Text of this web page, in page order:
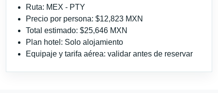
Ruta: MEX - PTY
Precio por persona: $12,823 MXN
Total estimado: $25,646 MXN
Plan hotel: Solo alojamiento
Equipaje y tarifa aérea: validar antes de reservar